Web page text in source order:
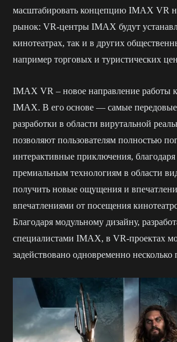
масштабировать концепцию IMAX VR
рынок: VR-центры IMAX будут
кинотеатрах, так и в других
например торговых и туристических
IMAX VR – новое направление работы
IMAX. В его основе — самые
разработки в области вирутальной
позволяют пользователям полностью
интерактивные приключения,
премиальным технологиям в области
получить новые ощущения и
впечатлениями от посещения
Благодаря модульному дизайну,
специалистами IMAX, в VR-проектах
задействовано одновременно несколько